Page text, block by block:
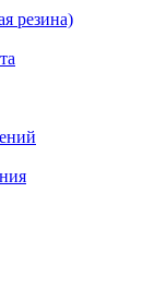
резина)